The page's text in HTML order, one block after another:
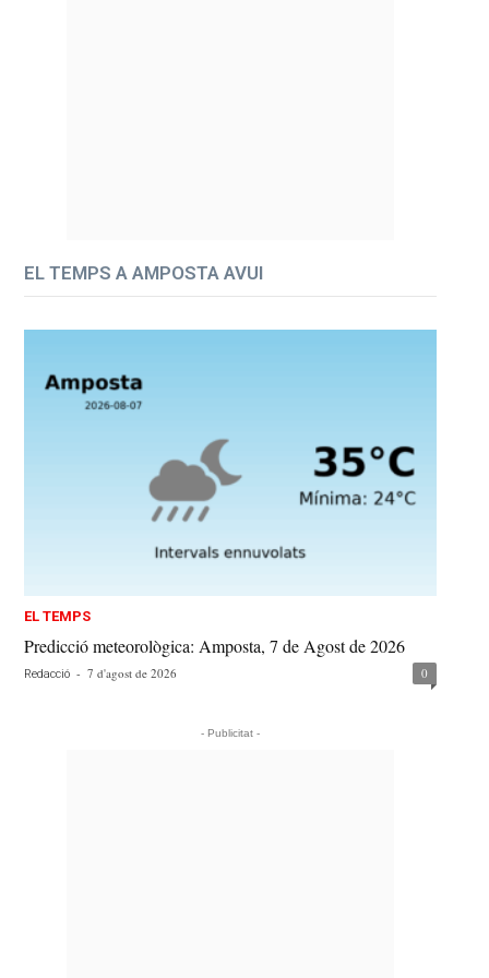
EL TEMPS A AMPOSTA AVUI
EL TEMPS
Predicció meteorològica: Amposta, 7 de Agost de 2026
Redacció - 7 d'agost de 2026 0
- Publicitat -